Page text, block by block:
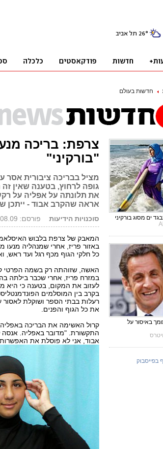
חדשות בעולם
צרפת: בריכה
"בורקיני"
מציל בבריכה ציבורית
גופה לרחוץ, בטענה שאין
את תלונתה על אפליה על
אראה שהקרב אבוד - ייתכן
סוכנויות הידיעות פורסם: 12.08.09, 19:40
המאבק של צרפת בלבוש
כל חלקי הגוף מכף רגל ועד ראש,
האשה, שזוהתה רק בשמה הפרטי
במזרח פריז, אחרי שכבר בילתה
לעזוב את המקום, בטענה כי היא
בקרב בין המוסלמים
רעלות בבתי הספר ושוקלת לאסור
את כל הגוף והפנים.
קרול האשימה את הבריכה באפליה
התקשורת. "מדובר באפליה.
אבוד, אני לא פוסלת את
ים מסוג בורקיני
באיסור על
בפייסבוק